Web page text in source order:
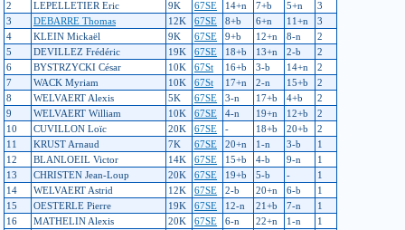
2
LEPELLETIER Eric 9K 67SE 14+n 7+b 5+n
3
3
DEBARRE Thomas 12K 67SE 8+b 6+n 11+n
3
4
KLEIN Mickaël 9K 67SE 9+b 12+n 8-n
2
5
DEVILLEZ Frédéric 19K 67SE 18+b 13+n 2-b
2
6
BYSTRZYCKI César 10K 67St 16+b 3-b 14+n
2
7
WACK Myriam 10K 67St 17+n 2-n 15+b
2
8
WELVAERT Alexis 5K 67SE 3-n 17+b 4+b
2
9
WELVAERT William 10K 67SE 4-n 19+n 12+b
2
10
CUVILLON Loïc 20K 67SE - 18+b 20+b
2
11
KRUST Arnaud 7K 67SE 20+n 1-n 3-b
1
12
BLANLOEIL Victor 14K 67SE 15+b 4-b 9-n
1
13
CHRISTEN Jean-Loup 20K 67SE 19+b 5-b -
1
14
WELVAERT Astrid 12K 67SE 2-b 20+n 6-b
1
15
OESTERLE Pierre 19K 67SE 12-n 21+b 7-n
1
16
MATHELIN Alexis 20K 67SE 6-n 22+n 1-n
1